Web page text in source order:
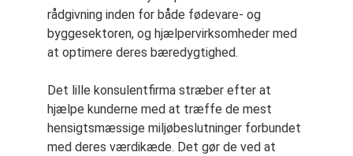
rådgivning inden for både fødevare- og
byggesektoren, og hjælpervirksomheder med
at optimere deres bæredygtighed.
Det lille konsulentfirma stræber efter at
hjælpe kunderne med at træffe de mest
hensigtsmæssige miljøbeslutninger forbundet
med deres værdikæde. Det gør de ved at